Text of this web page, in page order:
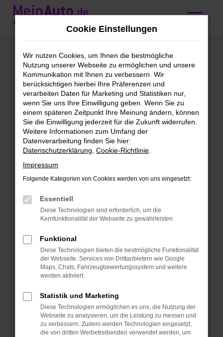
Zum
Hauptinhalt
BMW 2er Reihe
Gebrauchtwagen
kaufen mit
Lieferservice nach
Ulm
Gebrauchtwagen – direkt zu dir
nach Ulm
Schön, dass du uns gefunden hast. Bei
dieser Gelegenheit kannst du dich gleich
Gebrauchtwagen umsehen und das
passende Fahrzeug für dich finden.
Wenn du aus Ulm oder der Umgebung
kommst, laden wir dich herzlich zu uns
nach Garching ein. Das liegt bei
München und ist über die Autobahn
perfekt zu erreichen. Keine Zeit? Keine
Lust? Kein Problem! Wir bieten dir einen
Cookie Einstellungen
Wir nutzen Cookies, um Ihnen die bestmögliche
Nutzung unserer Webseite zu ermöglichen und unsere
Kommunikation mit Ihnen zu verbessern. Wir
berücksichtigen hierbei Ihre Präferenzen und
verarbeiten Daten für Marketing und Statistiken nur,
wenn Sie uns Ihre Einwilligung geben. Wenn Sie zu
einem späteren Zeitpunkt Ihre Meinung ändern, können
Sie die Einwilligung jederzeit für die Zukunft widerrufen.
Weitere Informationen zum Umfang der
Datenverarbeitung finden Sie hier:
Datenschutzerklärung Cookie-Richtlinie
Impressum
Folgende Kategorien von Cookies werden von uns eingesetzt:
Essentiell
Diese Technologien sind erforderlich, um die
Kernfunktionalität der Webseite zu gewährleisten.
Funktional
Diese Technologien bieten die bestmögliche Funktionalität
der Webseite. Services von Drittanbietern wie Google
Maps, Chats, Fahrzeugbewertungssystem und weitere
werden aktiviert.
Statistik und Marketing
Diese Technologien ermöglichen es uns, die Nutzung der
Webseite zu analysieren, um die Leistung zu messen und
zu verbessern. Zudem werden Technologien eingesetzt,
die von dritten Werbetreibenden verwendet werden, um